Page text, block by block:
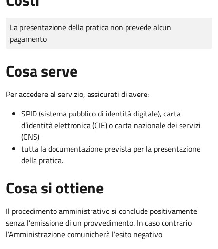
Tipo di pagamento
Importo
La presentazione della pratica non prevede alcun
pagamento
Cosa serve
Per accedere al servizio, assicurati di avere:
SPID (sistema pubblico di identità digitale), carta
d’identità elettronica (CIE) o carta nazionale dei servizi
(CNS)
tutta la documentazione prevista per la presentazione
della pratica.
Cosa si ottiene
Il procedimento amministrativo si conclude positivamente
senza l’emissione di un provvedimento. In caso contrario
l’Amministrazione comunicherà l’esito negativo.